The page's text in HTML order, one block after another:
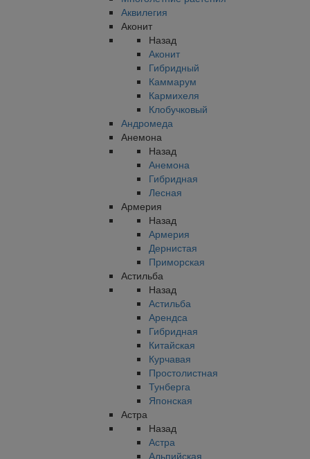
Аквилегия
Аконит
Назад
Аконит
Гибридный
Каммарум
Кармихеля
Клобучковый
Андромеда
Анемона
Назад
Анемона
Гибридная
Лесная
Армерия
Назад
Армерия
Дернистая
Приморская
Астильба
Назад
Астильба
Арендса
Гибридная
Китайская
Курчавая
Простолистная
Тунберга
Японская
Астра
Назад
Астра
Альпийская